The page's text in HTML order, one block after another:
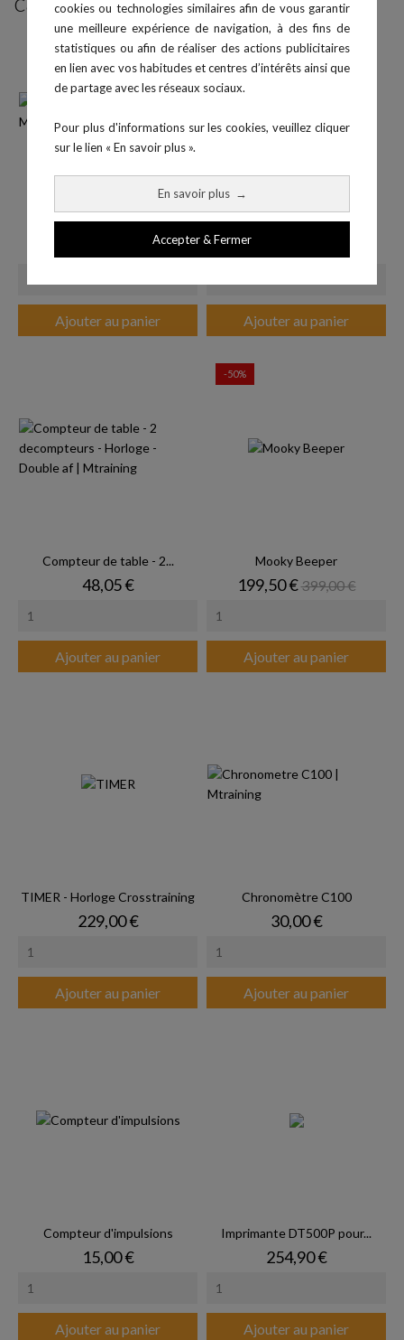
cookies ou technologies similaires afin de vous garantir
une meilleure expérience de navigation, à des fins de
statistiques ou afin de réaliser des actions publicitaires
en lien avec vos habitudes et centres d’intérêts ainsi que
de partage avec les réseaux sociaux.
Pour plus d'informations sur les cookies, veuillez cliquer
sur le lien « En savoir plus ».
En savoir plus →
Accepter & Fermer
Chronomètre 1 ligne
Ajouter au panier
Chronomètre C500B
Ajouter au panier
Compteur de table - 2...
Prix
48,05 €
Ajouter au panier
Mooky Beeper
Prix
199,50 €Prix de base
399,00 €
Ajouter au panier
-50%
TIMER - Horloge Crosstraining
Prix
229,00 €
Ajouter au panier
Chronomètre C100
Prix
30,00 €
Ajouter au panier
Compteur d'impulsions
Prix
15,00 €
Ajouter au panier
Imprimante DT500P pour...
Prix
254,90 €
Ajouter au panier